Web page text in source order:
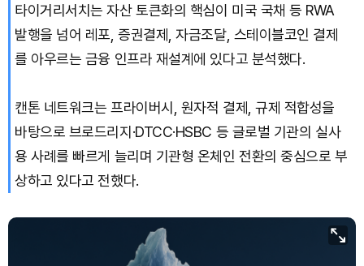
타이거리서치는 자산 토큰화의 핵심이 미국 국채 등 RWA
발행을 넘어 레포, 증권결제, 자금조달, 스테이블코인 결제
를 아우르는 금융 인프라 재설계에 있다고 분석했다.
캔톤 네트워크는 프라이버시, 원자적 결제, 규제 적합성을
바탕으로 브로드리지·DTCC·HSBC 등 글로벌 기관의 실사
용 사례를 빠르게 늘리며 기관형 온체인 전환의 중심으로 부
상하고 있다고 전했다.